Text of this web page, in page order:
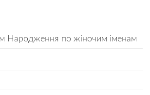
Народження по жіночим іменам